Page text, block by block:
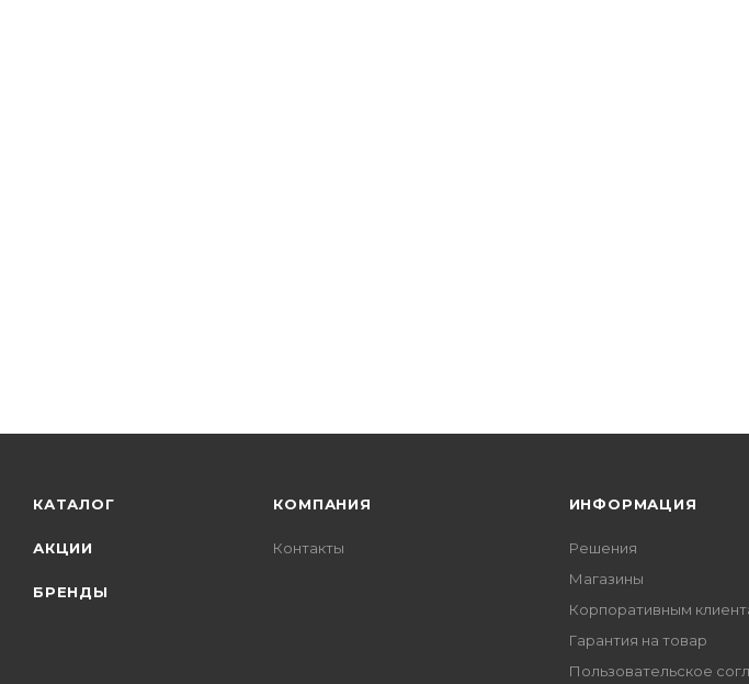
КАТАЛОГ
АКЦИИ
БРЕНДЫ
КОМПАНИЯ
Контакты
ИНФОРМАЦИЯ
Решения
Магазины
Корпоративным
Гарантия на товар
Пользовательское